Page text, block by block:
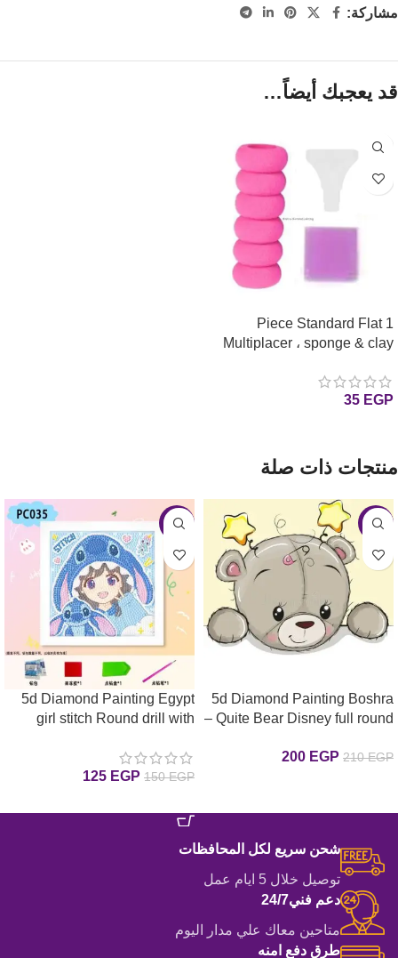
مشاركة:
قد يعجبك أيضاً…
1 Piece Standard Flat
Multiplacer ، sponge & clay
رأس مزدوجه وشمعه وسفنجه
واحده للرسم بالماس
35 EGP
منتجات ذات صلة
-5%
5d Diamond Painting Boshra
– Quite Bear Disney full round
رسم بالماس
210EGP
200 EGP
-17%
5d Diamond Painting Egypt
girl stitch Round drill with
مع إيطار
150EGP
125 EGP
شحن سريع لكل المحافظات
توصيل خلال 5 ايام عمل
دعم فني24/7
متاحين معاك علي مدار اليوم
طرق دفع امنه